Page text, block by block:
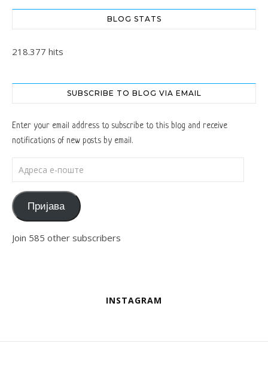
BLOG STATS
218.377 hits
SUBSCRIBE TO BLOG VIA EMAIL
Enter your email address to subscribe to this blog and receive
notifications of new posts by email.
Пријава
Join 585 other subscribers
INSTAGRAM